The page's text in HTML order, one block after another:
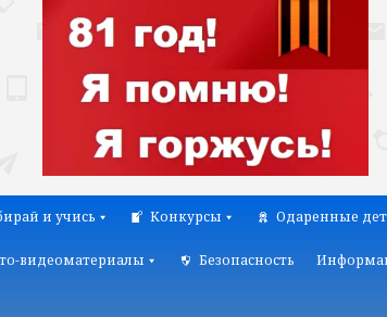
и учись Конкурсы Одаренные
видеоматериалы Безопасность